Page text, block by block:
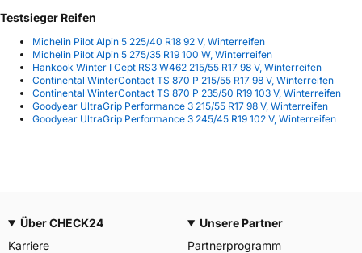
Testsieger Reifen
Michelin Pilot Alpin 5 225/40 R18 92 V, Winterreifen
Michelin Pilot Alpin 5 275/35 R19 100 W, Winterreifen
Hankook Winter I Cept RS3 W462 215/55 R17 98 V, Winterreifen
Continental WinterContact TS 870 P 215/55 R17 98 V, Winterreifen
Continental WinterContact TS 870 P 235/50 R19 103 V, Winterreifen
Goodyear UltraGrip Performance 3 215/55 R17 98 V, Winterreifen
Goodyear UltraGrip Performance 3 245/45 R19 102 V, Winterreifen
Über CHECK24
Karriere
Unsere Partner
Partnerprogramm